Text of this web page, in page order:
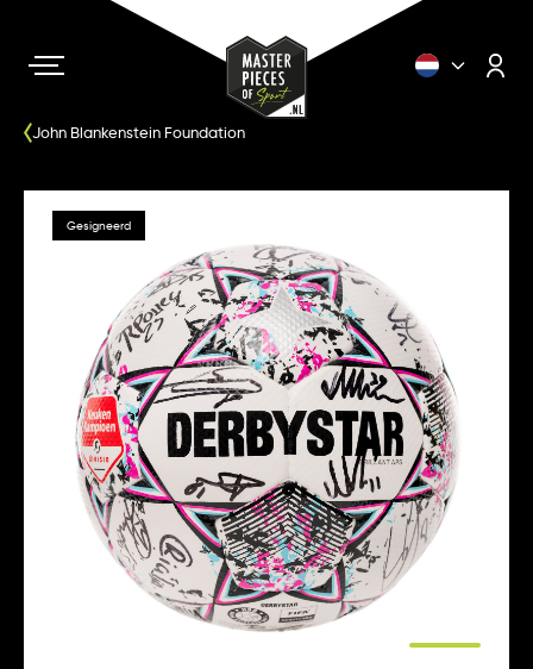
John Blankenstein Foundation
Gesigneerd